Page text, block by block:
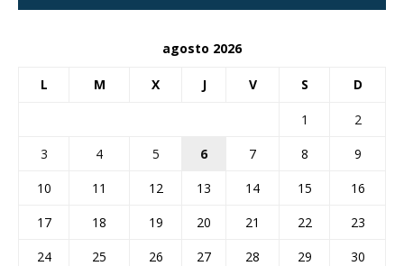
agosto 2026
L M X J V S D
1
2
3
4 5 6 7 8
9
10
11 12 13 14 15
16
17
18 19 20 21 22
23
24
25 26 27 28 29
30